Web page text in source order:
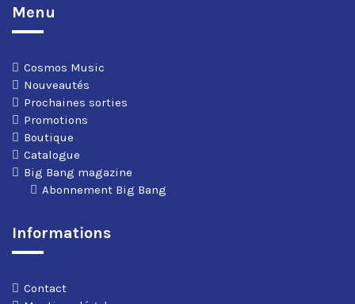
Menu
Cosmos Music
Nouveautés
Prochaines sorties
Promotions
Boutique
Catalogue
Big Bang magazine
Abonnement Big Bang
Informations
Contact